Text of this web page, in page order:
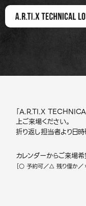
「A.R.TI.X
上ご来場ください。
折り返し担当者より日
カレンダーからご来場
［○ 予約可／△ 残り僅か／